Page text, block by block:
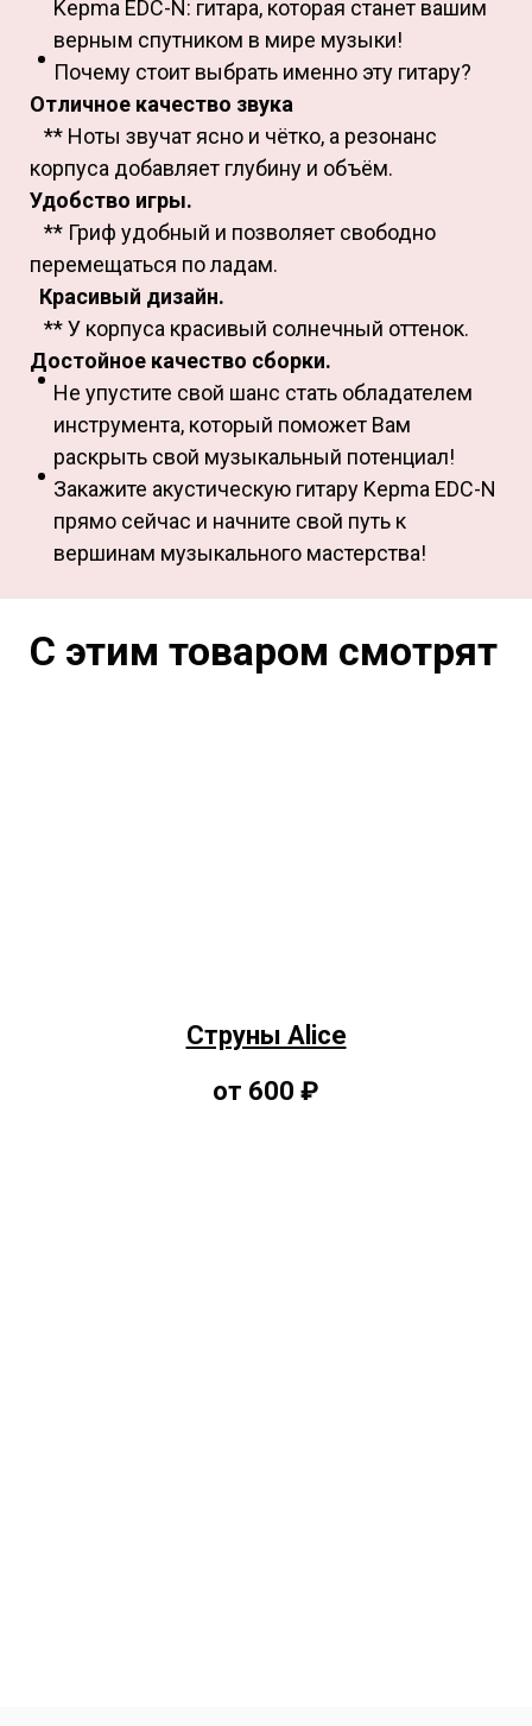
Kepma EDC-N: гитара, которая станет вашим
верным спутником в мире музыки!
Почему стоит выбрать именно эту гитару?
Отличное качество звука
** Ноты звучат ясно и чётко, а резонанс
корпуса добавляет глубину и объём.
Удобство игры.
** Гриф удобный и позволяет свободно
перемещаться по ладам.
Красивый дизайн.
** У корпуса красивый солнечный оттенок.
Достойное качество сборки.
Не упустите свой шанс стать обладателем
инструмента, который поможет Вам
раскрыть свой музыкальный потенциал!
Закажите акустическую гитару Kepma EDC-N
прямо сейчас и начните свой путь к
вершинам музыкального мастерства!
С этим товаром смотрят
Струны Alice
от 600 ₽